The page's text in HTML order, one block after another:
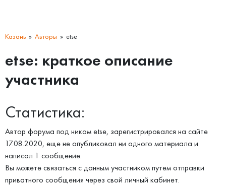
Казань Авторы etse
etse: краткое описание
участника
Статистика:
Автор форума под ником etse, зарегистрировался на сайте
17.08.2020, еще не опубликовал ни одного материала и
написал 1 сообщение.
Вы можете связаться с данным участником путем отправки
приватного сообщения через свой личный кабинет.